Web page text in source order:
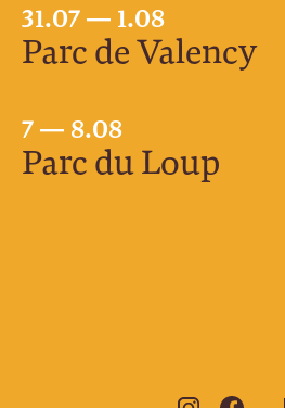
31.07 — 1.08
Parc de Valency
7 — 8.08
Parc du Loup